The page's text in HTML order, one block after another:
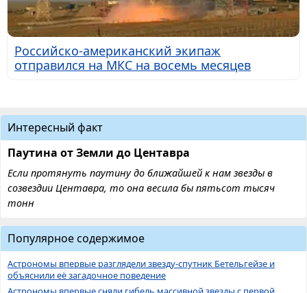
Российско-американский экипаж
отправился на МКС на восемь месяцев
Интересный факт
Паутина от Земли до Центавра
Если протянуть паутину до ближайшей к нам звезды в
созвездии Центавра, то она весила бы пятьсот тысяч
тонн
Популярное содержимое
Астрономы впервые разглядели звезду-спутник Бетельгейзе и
объяснили её загадочное поведение